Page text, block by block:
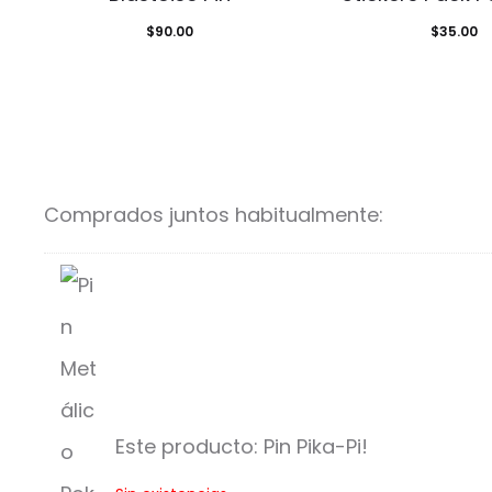
$90.00 $35.00
Comprados juntos habitualmente:
Este producto: Pin Pika-Pi!